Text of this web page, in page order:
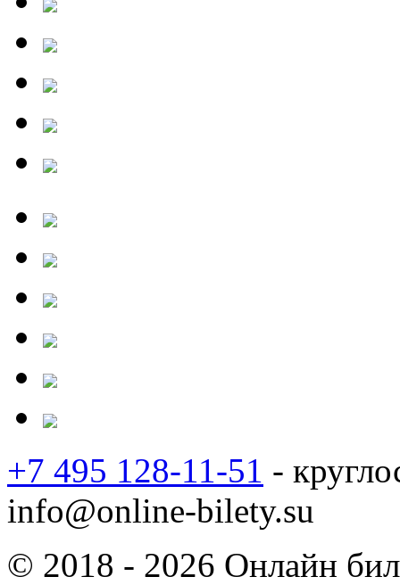
+7 495 128-11-51 -
info@online-bilety.su
© 2018 - 2026 Онлайн